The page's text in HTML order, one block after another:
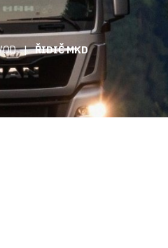
| ŘIDIČ MKD